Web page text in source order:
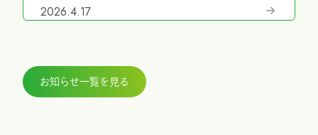
2026.4.17
2026.3.27
お知らせ一覧を見る